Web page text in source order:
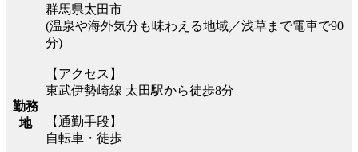
勤務
地
群馬県太田市
(温泉や海外気分も味わえる地域／浅草まで電車で90
分)
【アクセス】
東武伊勢崎線 太田駅から徒歩8分
【通勤手段】
自転車・徒歩